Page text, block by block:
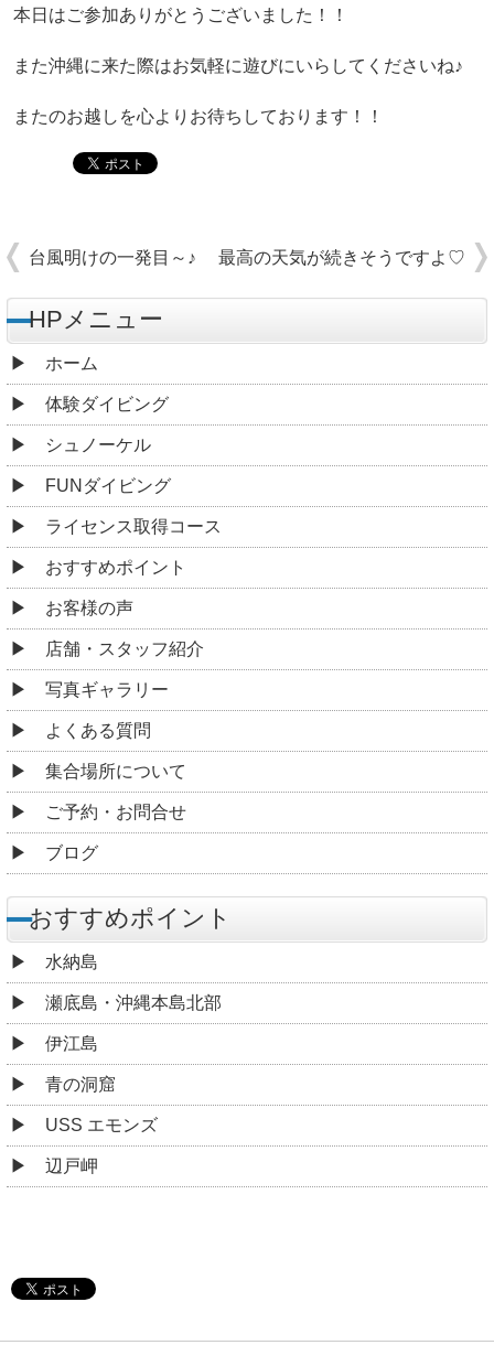
本日はご参加ありがとうございました！！
また沖縄に来た際はお気軽に遊びにいらしてくださいね♪
またのお越しを心よりお待ちしております！！
台風明けの一発目～♪ 最高の天気が続きそうですよ♡
HPメニュー
ホーム
体験ダイビング
シュノーケル
FUNダイビング
ライセンス取得コース
おすすめポイント
お客様の声
店舗・スタッフ紹介
写真ギャラリー
よくある質問
集合場所について
ご予約・お問合せ
ブログ
おすすめポイント
水納島
瀬底島・沖縄本島北部
伊江島
青の洞窟
USS エモンズ
辺戸岬